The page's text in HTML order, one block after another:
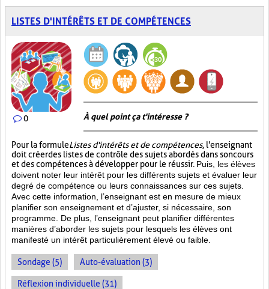
LISTES D'INTÉRÊTS ET DE COMPÉTENCES
0 À quel point ça t'intéresse ?
Pour la formuleListes d'intérêts et de compétences, l'enseignant
doit créer des listes de contrôle des sujets abordés dans son cours
et des compétences à développer pour le réussir. Puis, les élèves
doivent noter leur intérêt pour les différents sujets et évaluer leur
degré de compétence ou leurs connaissances sur ces sujets.
Avec cette information, l’enseignant est en mesure de mieux
planifier son enseignement et d’ajuster, si nécessaire, son
programme. De plus, l’enseignant peut planifier différentes
manières d’aborder les sujets pour lesquels les élèves ont
manifesté un intérêt particulièrement élevé ou faible.
Sondage (5) Auto-évaluation (3)
Réflexion individuelle (31)